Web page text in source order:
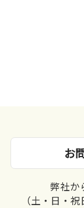
お
弊社か
（土・日・